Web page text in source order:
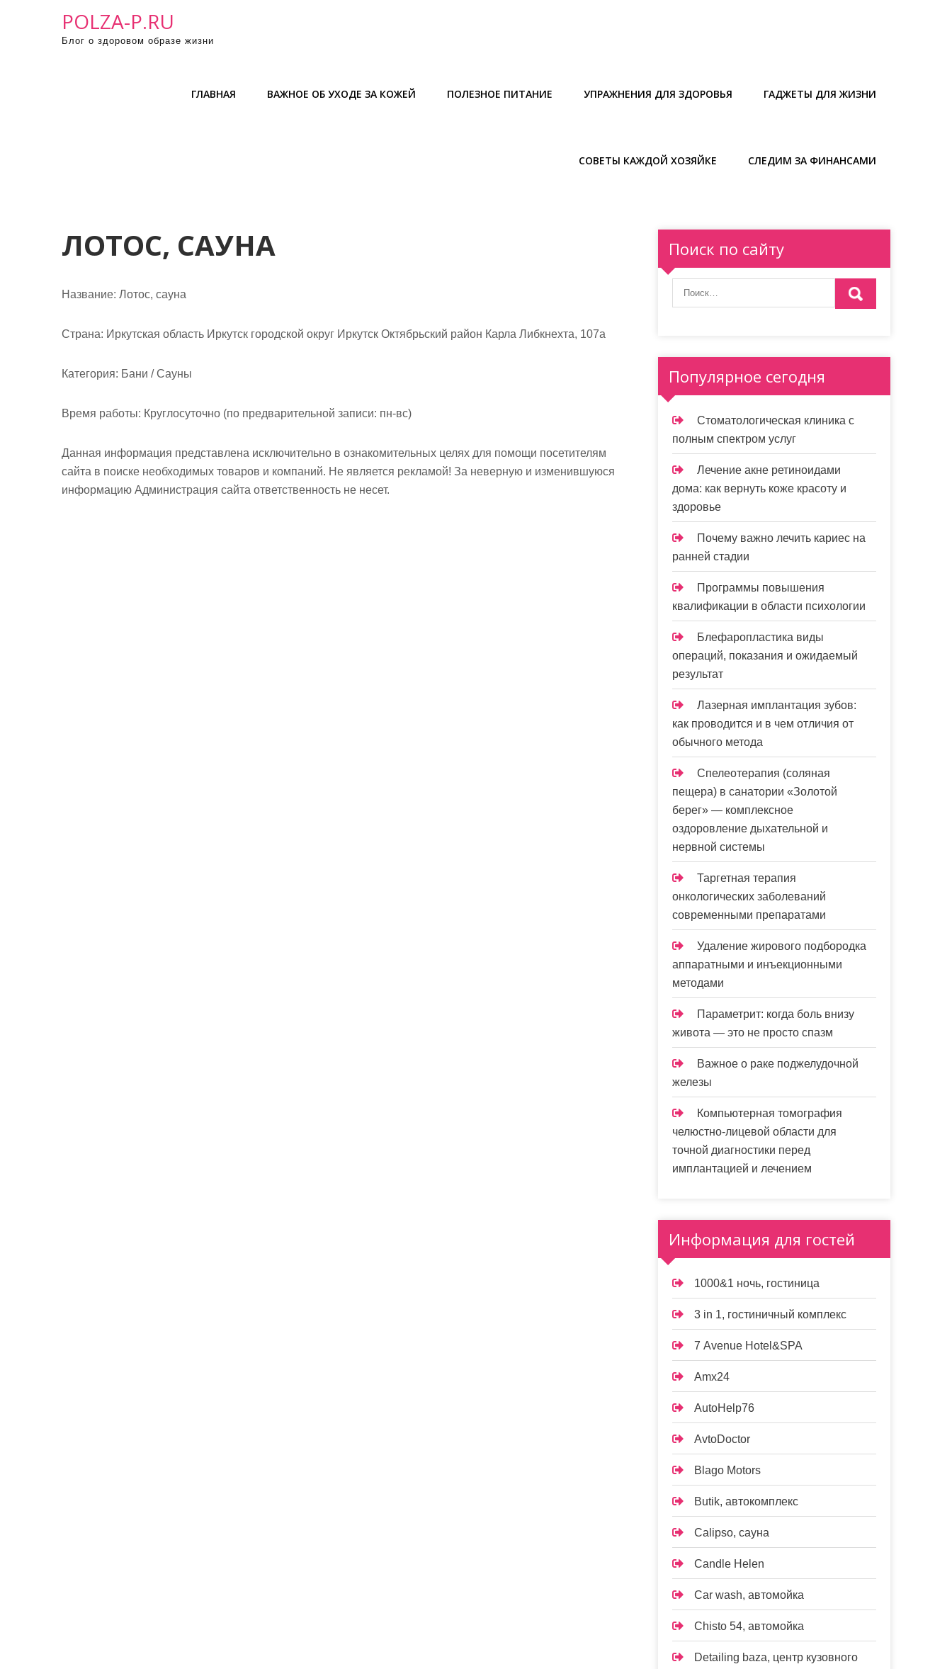
POLZA-P.RU
Блог о здоровом образе жизни
ГЛАВНАЯ ВАЖНОЕ ОБ УХОДЕ ЗА КОЖЕЙ ПОЛЕЗНОЕ ПИТАНИЕ УПРАЖНЕНИЯ ДЛЯ ЗДОРОВЬЯ ГАДЖЕТЫ ДЛЯ ЖИЗНИ
СОВЕТЫ КАЖДОЙ ХОЗЯЙКЕ СЛЕДИМ ЗА ФИНАНСАМИ
ЛОТОС, САУНА
Название: Лотос, сауна
Страна: Иркутская область Иркутск городской округ Иркутск Октябрьский район Карла Либкнехта, 107а
Категория: Бани / Сауны
Время работы: Круглосуточно (по предварительной записи: пн-вс)
Данная информация представлена исключительно в ознакомительных целях для помощи посетителям
сайта в поиске необходимых товаров и компаний. Не является рекламой! За неверную и изменившуюся
информацию Администрация сайта ответственность не несет.
Поиск по сайту
Популярное сегодня
Стоматологическая клиника с
полным спектром услуг
Лечение акне ретиноидами
дома: как вернуть коже красоту и
здоровье
Почему важно лечить кариес на
ранней стадии
Программы повышения
квалификации в области психологии
Блефаропластика виды
операций, показания и ожидаемый
результат
Лазерная имплантация зубов:
как проводится и в чем отличия от
обычного метода
Спелеотерапия (соляная
пещера) в санатории «Золотой
берег» — комплексное
оздоровление дыхательной и
нервной системы
Таргетная терапия
онкологических заболеваний
современными препаратами
Удаление жирового подбородка
аппаратными и инъекционными
методами
Параметрит: когда боль внизу
живота — это не просто спазм
Важное о раке поджелудочной
железы
Компьютерная томография
челюстно-лицевой области для
точной диагностики перед
имплантацией и лечением
Информация для гостей
1000&1 ночь, гостиница
3 in 1, гостиничный комплекс
7 Avenue Hotel&SPA
Amx24
AutoHelp76
AvtoDoctor
Blago Motors
Butik, автокомплекс
Calipso, сауна
Candle Helen
Car wash, автомойка
Chisto 54, автомойка
Detailing baza, центр кузовного